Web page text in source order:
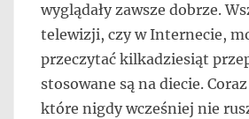
wyglądały zawsze dobrze.
telewizji, czy w Internecie,
przeczytać kilkadziesiąt
stosowane są na diecie.
które nigdy wcześniej nie